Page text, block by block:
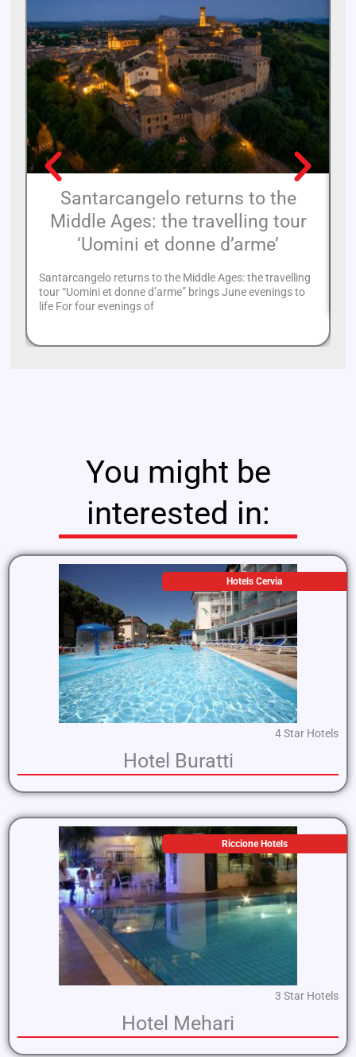
Santarcangelo returns to the
Middle Ages: the travelling tour
‘Uomini et donne d’arme’
Santarcangelo returns to the Middle Ages: the travelling
tour “Uomini et donne d’arme” brings June evenings to
life For four evenings of
You might be
interested in:
Hotels Cervia
4 Star Hotels
Hotel Buratti
Riccione Hotels
3 Star Hotels
Hotel Mehari